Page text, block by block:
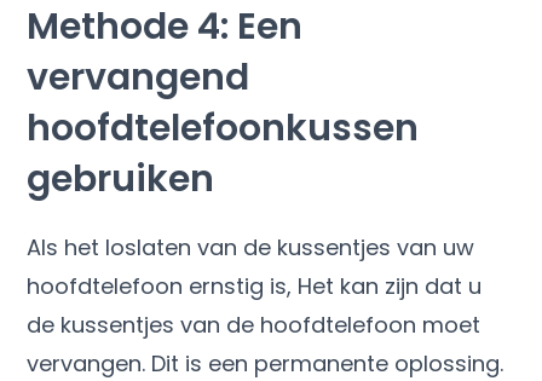
Methode 4: Een
vervangend
hoofdtelefoonkussen
gebruiken
Als het loslaten van de kussentjes van uw
hoofdtelefoon ernstig is, Het kan zijn dat u
de kussentjes van de hoofdtelefoon moet
vervangen. Dit is een permanente oplossing.